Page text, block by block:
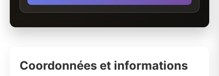
Coordonnées et informations